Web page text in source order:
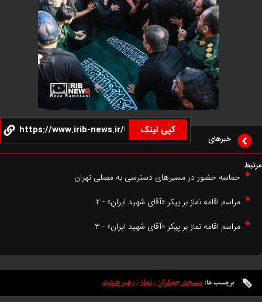
کپی لینک
خبرهای
حضور در مسیرهای دسترسی به مصلی تهران
اقامه نماز بر پیکر «آقای شهید ایران» - ۲
اقامه نماز بر پیکر «آقای شهید ایران» - ۳
برچسب ها:مسجد جمکران،نماز،رهبر شهید